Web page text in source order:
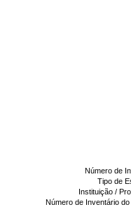
Número de
Tipo de
Instituição /
Número de Inventário